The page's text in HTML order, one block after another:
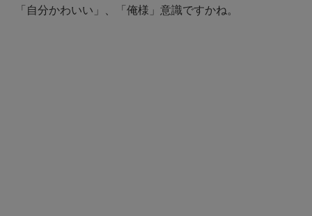
「自分かわいい」、「俺様」意識ですかね。